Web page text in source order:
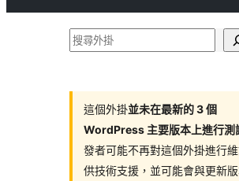
搜
這個外掛並未在最新的 3 個
WordPress 主要版本上進行測
發者可能不再對這個外掛進行
供技術支援，並可能會與更新